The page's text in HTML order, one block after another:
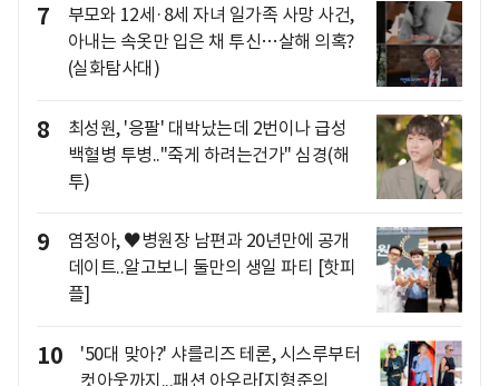
7
부모와 12세·8세 자녀 일가족 사망 사건,
아내는 속옷만 입은 채 투신…살해 의혹?
(실화탐사대)
8
최성원, '응팔' 대박났는데 2번이나 급성
백혈병 투병.."죽게 하려는건가" 심경(해
투)
9
염정아, ♥병원장 남편과 20년만에 공개
데이트..알고보니 둘만의 생일 파티 [핫피
플]
10
'50대 맞아?' 샤를리즈 테론, 시스루부터
컷아웃까지...패션 아우라[지형준의